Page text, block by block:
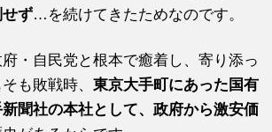
ず…を続けてきたためなのです。
・自民党と根本で癒着し、寄り添っ
も敗戦時、東京大手町にあった国有
聞社の本社として、政府から激安価